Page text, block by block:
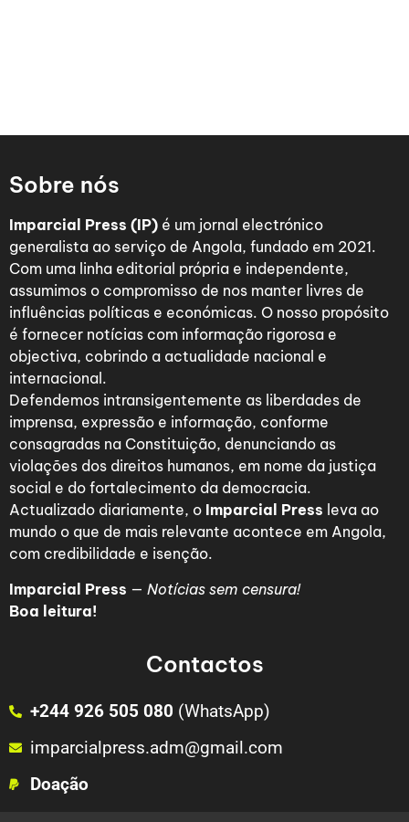
Sobre nós
Imparcial Press (IP) é um jornal electrónico
generalista ao serviço de Angola, fundado em 2021.
Com uma linha editorial própria e independente,
assumimos o compromisso de nos manter livres de
influências políticas e económicas. O nosso propósito
é fornecer notícias com informação rigorosa e
objectiva, cobrindo a actualidade nacional e
internacional.
Defendemos intransigentemente as liberdades de
imprensa, expressão e informação, conforme
consagradas na Constituição, denunciando as
violações dos direitos humanos, em nome da justiça
social e do fortalecimento da democracia.
Actualizado diariamente, o Imparcial Press leva ao
mundo o que de mais relevante acontece em Angola,
com credibilidade e isenção.
Imparcial Press — Notícias sem censura!
Boa leitura!
Contactos
+244 926 505 080 (WhatsApp)
imparcialpress.adm@gmail.com
Doação